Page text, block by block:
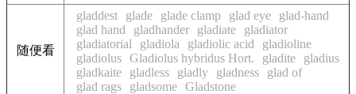
随便看
gladdest glade glade clamp glad eye
glad-hand
glad hand
gladhander gladiate
gladiator
gladiatorial
gladiola gladiolic acid
gladioline
gladiolus Gladiolus hybridus Hort. gladite
gladius
gladkaite
gladless gladly gladness
glad of
glad rags
gladsome Gladstone